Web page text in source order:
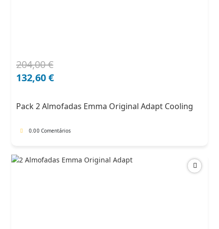
204,00€
O
preço
204,00 €.
132,60€
O
preço
132,60 €.
Pack 2 Almofadas Emma Original Adapt Cooling
0.00 Comentários